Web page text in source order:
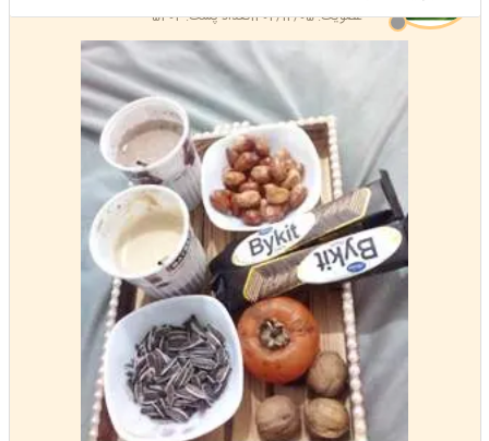
عضویت: 1402/12/05 تعداد پست: 5404